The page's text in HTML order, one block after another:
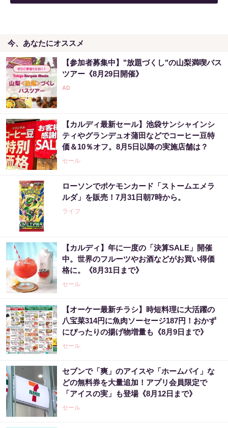
今、あなたにオススメ
【参加者募集中】"放題づくし"の山梨満喫バス
ツアー《8月29日開催》
【カルディ最新セール】池袋サンシャインシ
ティやグランデュオ蒲田などでコーヒー豆特
価＆10％オフ。8月5日以降の実施店舗は？
セール
ローソンでポケモンカード「ストームエメラ
ルダ」を販売！7月31日朝7時から。
ライフ
【カルディ】年に一度の「決算SALE」開催
中。世界のフルーツやお酒などがお買い得価
格に。《8月31日まで》
セール
【オーケー最新チラシ】時短料理に大活躍の
八宝菜314円に魚肉ソーセージ187円！おかず
にぴったりの揚げ物増量も《8月9日まで》
セール
セブンで「爽」のアイスや「ホームパイ」な
どの無料券を大量追加！アプリ会員限定で
「アイスの実」も登場《8月12日まで》
セール